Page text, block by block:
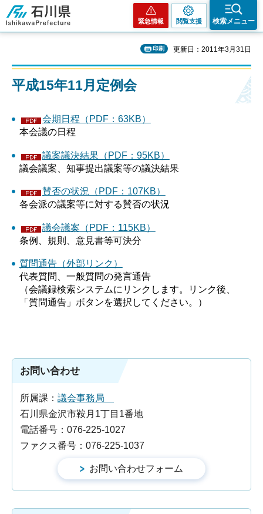
石川県
緊急情報 閲覧支援 検索メニュー
印刷 更新日：2011年3月31日
平成15年11月定例会
会期日程（PDF：63KB）
本会議の日程
議案議決結果（PDF：95KB）
議会議案、知事提出議案等の議決結果
賛否の状況（PDF：107KB）
各会派の議案等に対する賛否の状況
議会議案（PDF：115KB）
条例、規則、意見書等可決分
質問通告（外部リンク）
代表質問、一般質問の発言通告
（会議録検索システムにリンクします。リンク後、
「質問通告」ボタンを選択してください。）
お問い合わせ
所属課： 議会事務局
石川県金沢市鞍月1丁目1番地
電話番号：076-225-1027
ファクス番号：076-225-1037